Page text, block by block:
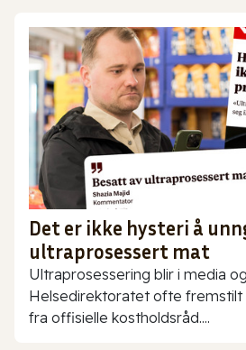
Det er ikke hysteri å
ultraprosessert mat
Ultraprosessering blir i media
Helsedirektoratet ofte fremstilt
fra offisielle kostholdsråd....